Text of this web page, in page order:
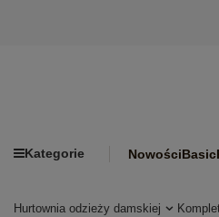
Kategorie NowościBasic
Hurtownia odzieży damskiej